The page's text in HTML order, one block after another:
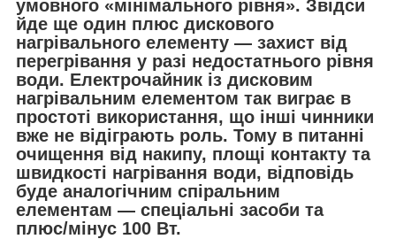
умовного «мінімального рівня». Звідси
йде ще один плюс дискового
нагрівального елементу — захист від
перегрівання у разі недостатнього рівня
води. Електрочайник із дисковим
нагрівальним елементом так виграє в
простоті використання, що інші чинники
вже не відіграють роль. Тому в питанні
очищення від накипу, площі контакту та
швидкості нагрівання води, відповідь
буде аналогічним спіральним
елементам — спеціальні засоби та
плюс/мінус 100 Вт.